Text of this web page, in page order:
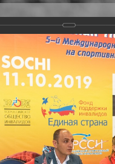
Версия для
Новости
Half